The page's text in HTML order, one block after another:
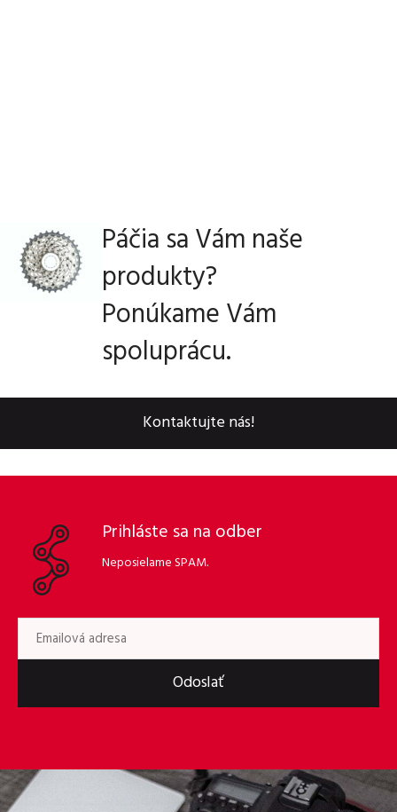
Páčia sa Vám naše
produkty?
Ponúkame Vám
spoluprácu.
Kontaktujte nás!
Prihláste sa na odber
Neposielame SPAM.
Odoslať